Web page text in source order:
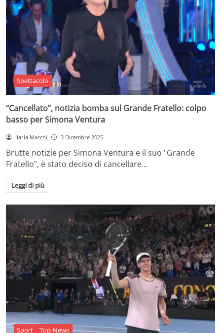
Spettacolo
“Cancellato”, notizia bomba sul Grande Fratello: colpo
basso per Simona Ventura
Ilaria Macchi 3 Dicembre 2025
Brutte notizie per Simona Ventura e il suo "Grande
Fratello", è stato deciso di cancellare…
Leggi di più
Sport Top-News